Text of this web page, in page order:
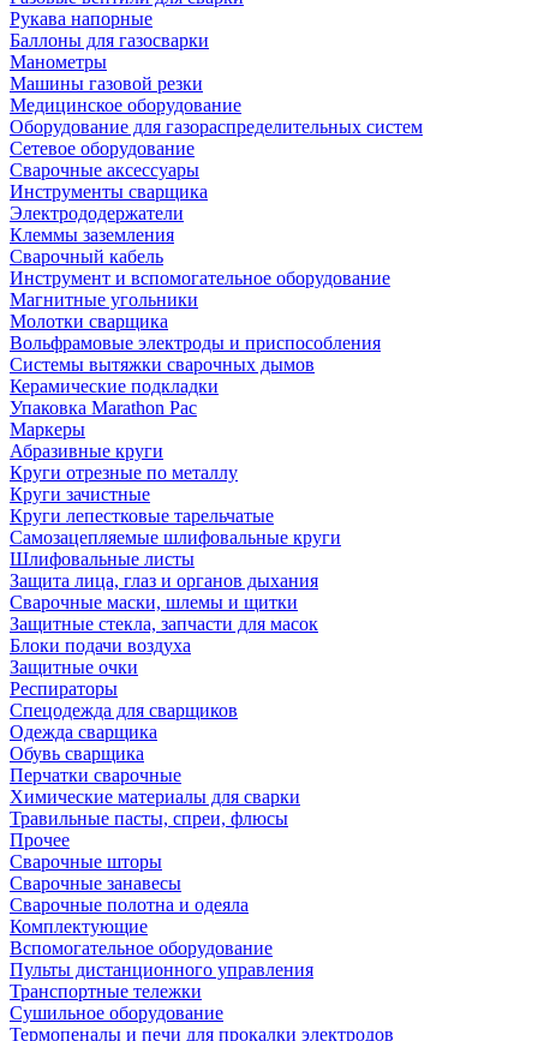
Рукава напорные
Баллоны для газосварки
Манометры
Машины газовой резки
Медицинское оборудование
Оборудование для газораспределительных систем
Сетевое оборудование
Сварочные аксессуары
Инструменты сварщика
Электрододержатели
Клеммы заземления
Сварочный кабель
Инструмент и вспомогательное оборудование
Магнитные угольники
Молотки сварщика
Вольфрамовые электроды и приспособления
Системы вытяжки сварочных дымов
Керамические подкладки
Упаковка Marathon Pac
Маркеры
Абразивные круги
Круги отрезные по металлу
Круги зачистные
Круги лепестковые тарельчатые
Самозацепляемые шлифовальные круги
Шлифовальные листы
Защита лица, глаз и органов дыхания
Сварочные маски, шлемы и щитки
Защитные стекла, запчасти для масок
Блоки подачи воздуха
Защитные очки
Респираторы
Спецодежда для сварщиков
Одежда сварщика
Обувь сварщика
Перчатки сварочные
Химические материалы для сварки
Травильные пасты, спреи, флюсы
Прочее
Сварочные шторы
Сварочные занавесы
Сварочные полотна и одеяла
Комплектующие
Вспомогательное оборудование
Пульты дистанционного управления
Транспортные тележки
Сушильное оборудование
Термопеналы и печи для прокалки электродов